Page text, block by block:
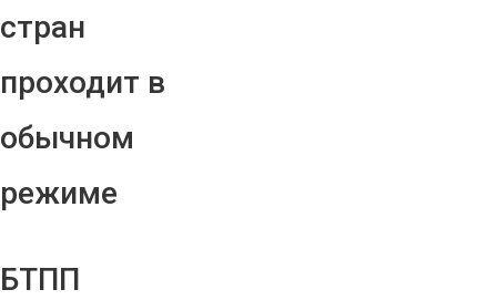
стран
проходит в
обычном
режиме
БТПП